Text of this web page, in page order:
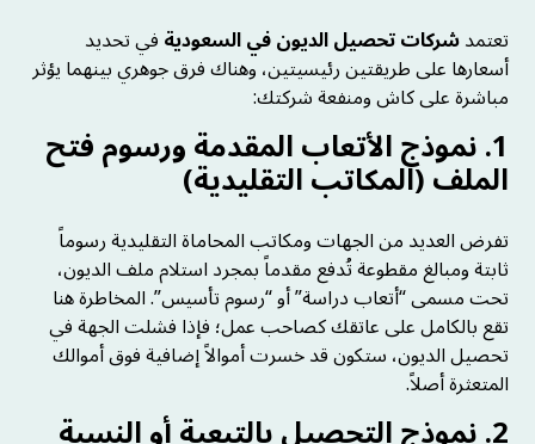
تعتمدشركات تحصيل الديون في السعوديةفي تحديد
أسعارها على طريقتين رئيسيتين، وهناك فرق جوهري بينهما يؤثر
مباشرة على كاش ومنفعة شركتك:
1. نموذج الأتعاب المقدمة ورسوم فتح
الملف (المكاتب التقليدية)
تفرض العديد من الجهات ومكاتب المحاماة التقليدية رسوماً
ثابتة ومبالغ مقطوعة تُدفع مقدماً بمجرد استلام ملف الديون،
تحت مسمى “أتعاب دراسة” أو “رسوم تأسيس”. المخاطرة هنا
تقع بالكامل على عاتقك كصاحب عمل؛ فإذا فشلت الجهة في
تحصيل الديون، ستكون قد خسرت أموالاً إضافية فوق أموالك
المتعثرة أصلاً.